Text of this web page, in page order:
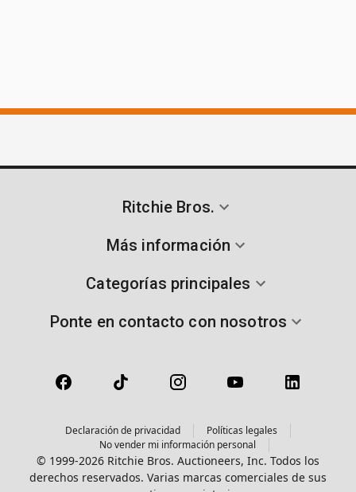
Ritchie Bros.
Más información
Categorías principales
Ponte en contacto con nosotros
Declaración de privacidad
Políticas legales
No vender mi información personal
© 1999-2026 Ritchie Bros. Auctioneers, Inc. Todos los
derechos reservados. Varias marcas comerciales de sus